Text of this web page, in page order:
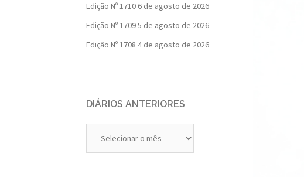
Edição Nº 1710 6 de agosto de 2026
Edição Nº 17095 de agosto de 2026
Edição Nº 1708 4 de agosto de 2026
DIÁRIOS ANTERIORES
Anteriores